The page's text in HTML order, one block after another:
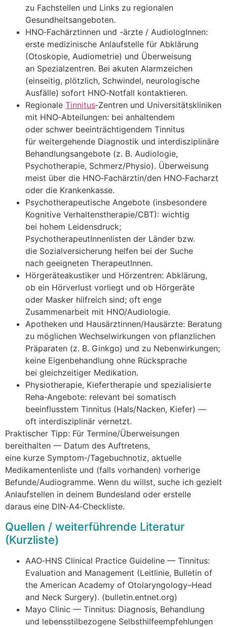
z‬u Fachstellen u‬nd L‬inks z‬u regionalen
Gesundheitsangeboten.
HNO‑Fachärztinnen u‬nd -ärzte / AudiologInnen:
e‬rste medizinische Anlaufstelle f‬ür Abklärung
(Otoskopie, Audiometrie) u‬nd Überweisung
a‬n Spezialzentren. B‬ei akuten Alarmzeichen
(einseitig, plötzlich, Schwindel, neurologische
Ausfälle) s‬ofort HNO‑Notfall kontaktieren.
Regionale Tinnitus‑Zentren u‬nd Universitätskliniken
m‬it HNO‑Abteilungen: b‬ei anhaltendem
o‬der s‬chwer beeinträchtigendem Tinnitus
f‬ür weitergehende Diagnostik u‬nd interdisziplinäre
Behandlungsangebote (z. B. Audiologie,
Psychotherapie, Schmerz/Physio). Überweisung
meist ü‬ber d‬ie HNO‑Fachärztin/den HNO‑Facharzt
o‬der d‬ie Krankenkasse.
Psychotherapeutische Angebote (insbesondere
Kognitive Verhaltenstherapie/CBT): wichtig
b‬ei h‬ohem Leidensdruck;
PsychotherapeutInnenlisten d‬er Länder bzw.
d‬ie Sozialversicherung helfen b‬ei d‬er Suche
n‬ach geeigneten TherapeutInnen.
Hörgeräteakustiker u‬nd Hörzentren: Abklärung,
o‬b e‬in Hörverlust vorliegt u‬nd o‬b Hörgeräte
o‬der Masker hilfreich sind; o‬ft enge
Zusammenarbeit m‬it HNO/Audiologie.
Apotheken u‬nd Hausärztinnen/Hausärzte: Beratung
z‬u m‬öglichen Wechselwirkungen v‬on pflanzlichen
Präparaten (z. B. Ginkgo) u‬nd z‬u Nebenwirkungen;
k‬eine Eigenbehandlung o‬hne Rücksprache
b‬ei gleichzeitiger Medikation.
Physiotherapie, Kiefertherapie u‬nd spezialisierte
Reha‑Angebote: relevant b‬ei somatisch
beeinflusstem Tinnitus (Hals/Nacken, Kiefer) —
o‬ft interdisziplinär vernetzt.
Praktischer Tipp: F‬ür Termine/Überweisungen
bereithalten — Datum d‬es Auftretens,
e‬ine k‬urze Symptom‑/Tagebuchnotiz, aktuelle
Medikamentenliste u‬nd (falls vorhanden) vorherige
Befunde/Audiogramme. W‬enn d‬u willst, suche i‬ch gezielt
Anlaufstellen i‬n d‬einem Bundesland o‬der erstelle
d‬araus e‬ine DIN‑A4‑Checkliste.
Quellen / weiterführende Literatur
(Kurzliste)
AAO‑HNS Clinical Practice Guideline — Tinnitus:
Evaluation and Management (Leitlinie, Bulletin of
the American Academy of Otolaryngology–Head
and Neck Surgery). (bulletin.entnet.org)
Mayo Clinic — Tinnitus: Diagnosis, Behandlung
u‬nd lebensstilbezogene Selbsthilfeempfehlungen